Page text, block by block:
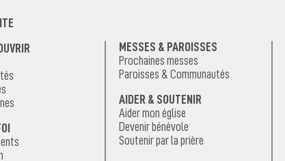
MESSES & PAROISSES
Prochaines messes
Paroisses & Communautés
AIDER & SOUTENIR
Aider mon église
Devenir bénévole
Soutenir par la prière